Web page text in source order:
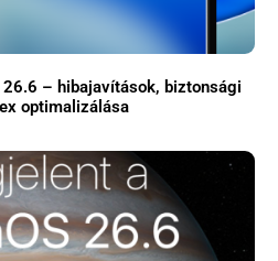
26.6 – hibajavítások, biztonsági
optimalizálása